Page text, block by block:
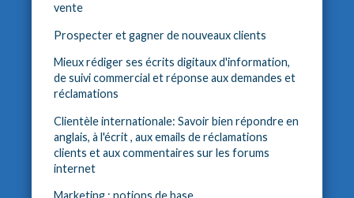
vente
Prospecter et gagner de nouveaux clients
Mieux rédiger ses écrits digitaux d'information,
de suivi commercial et réponse aux demandes et
réclamations
Clientèle internationale: Savoir bien répondre en
anglais, à l'écrit , aux emails de réclamations
clients et aux commentaires sur les forums
internet
Marketing : notions de base